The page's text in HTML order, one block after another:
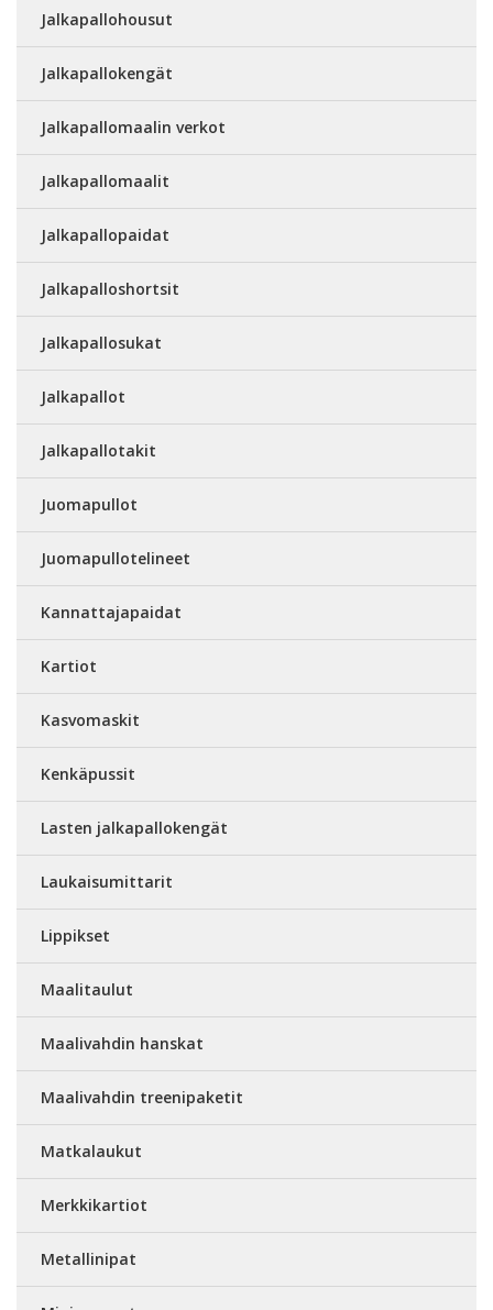
Jalkapallohousut
Jalkapallokengät
Jalkapallomaalin verkot
Jalkapallomaalit
Jalkapallopaidat
Jalkapalloshortsit
Jalkapallosukat
Jalkapallot
Jalkapallotakit
Juomapullot
Juomapullotelineet
Kannattajapaidat
Kartiot
Kasvomaskit
Kenkäpussit
Lasten jalkapallokengät
Laukaisumittarit
Lippikset
Maalitaulut
Maalivahdin hanskat
Maalivahdin treenipaketit
Matkalaukut
Merkkikartiot
Metallinipat